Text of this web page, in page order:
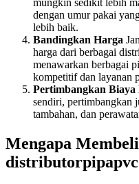
mungkin sedikit lebih
dengan umur pakai
lebih baik.
Bandingkan Harga
harga dari berbagai
menawarkan berbagai
kompetitif dan layanan
Pertimbangkan Biaya
sendiri, pertimbangkan
tambahan, dan
Mengapa